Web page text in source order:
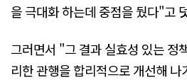
을 극대화 하는데 중점을 뒀다"고
그러면서 "그 결과 실효성 있는 정
리한 관행을 합리적으로 개선해